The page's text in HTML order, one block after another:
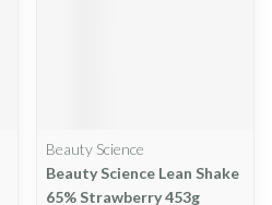
Beauty Science
Beauty Science Lean Shake
65% Strawberry 453g